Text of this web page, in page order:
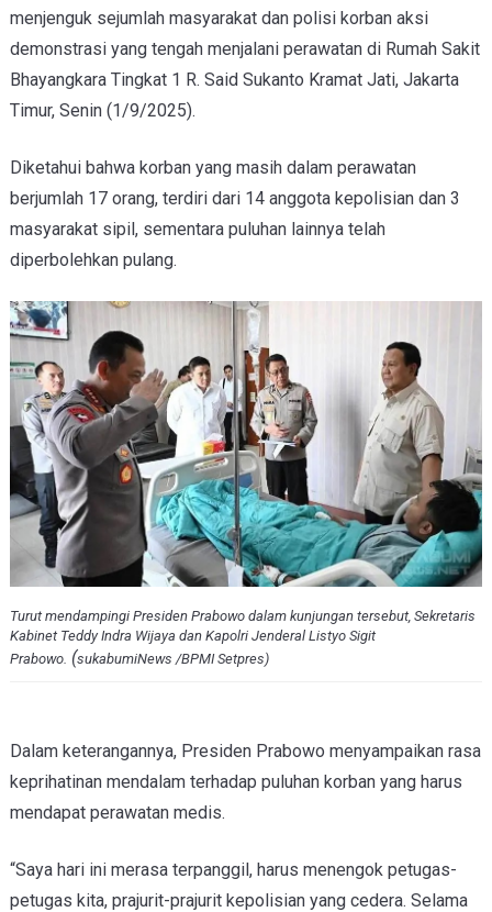
menjenguk sejumlah masyarakat dan polisi korban aksi
demonstrasi yang tengah menjalani perawatan di Rumah Sakit
Bhayangkara Tingkat 1 R. Said Sukanto Kramat Jati, Jakarta
Timur, Senin (1/9/2025).
Diketahui bahwa korban yang masih dalam perawatan
berjumlah 17 orang, terdiri dari 14 anggota kepolisian dan 3
masyarakat sipil, sementara puluhan lainnya telah
diperbolehkan pulang.
Turut mendampingi Presiden Prabowo dalam kunjungan tersebut, Sekretaris
Kabinet Teddy Indra Wijaya dan Kapolri Jenderal Listyo Sigit
Prabowo. (sukabumiNews /BPMI Setpres)
Dalam keterangannya, Presiden Prabowo menyampaikan rasa
keprihatinan mendalam terhadap puluhan korban yang harus
mendapat perawatan medis.
“Saya hari ini merasa terpanggil, harus menengok petugas-
petugas kita, prajurit-prajurit kepolisian yang cedera. Selama